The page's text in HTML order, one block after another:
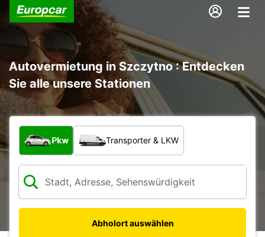
Autovermietung in Szczytno : Entdecken
Sie alle unsere Stationen
Welche Art von Fahrzeug?
Pkw Transporter & LKW
Abholort auswählen